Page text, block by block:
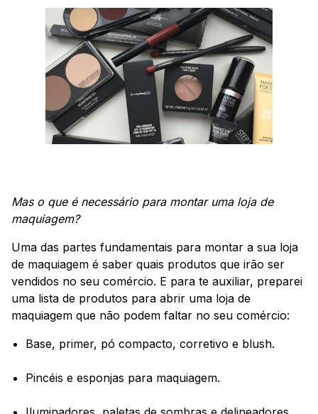
Mas o que é necessário para montar uma loja de
maquiagem?
Uma das partes fundamentais para montar a sua loja
de maquiagem é saber quais produtos que irão ser
vendidos no seu comércio. E para te auxiliar, preparei
uma lista de produtos para abrir uma loja de
maquiagem que não podem faltar no seu comércio:
Base, primer, pó compacto, corretivo e blush.
Pincéis e esponjas para maquiagem.